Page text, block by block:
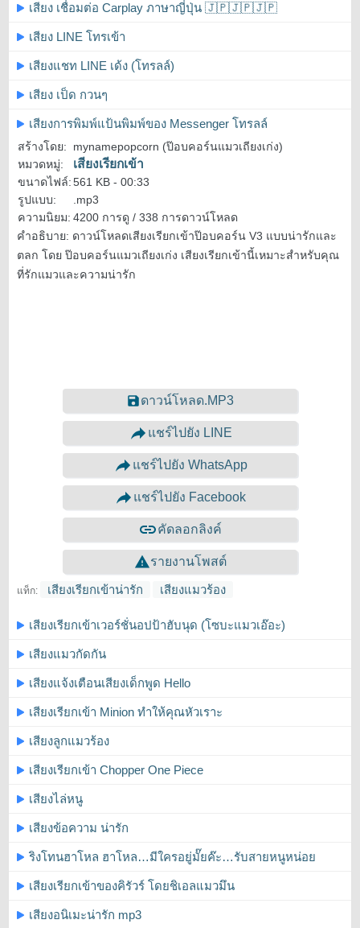
เสียง เชื่อมต่อ Carplay ภาษาญี่ปุ่น 🇯🇵🇯🇵🇯🇵
เสียง LINE โทรเข้า
เสียงแชท LINE เด้ง (โทรลล์)
เสียง เป็ด กวนๆ
เสียงการพิมพ์แป้นพิมพ์ของ Messenger โทรลล์
สร้างโดย:
mynamepopcorn (ป๊อบคอร์นแมวเถียงเก่ง)
หมวดหมู่:
เสียงเรียกเข้า
ขนาดไฟล์:561 KB - 00:33
รูปแบบ:
.mp3
ความนิยม: 4200 การดู / 338 การดาวน์โหลด
คำอธิบาย: ดาวน์โหลดเสียงเรียกเข้าป๊อบคอร์น V3 แบบน่ารักและ
ตลก โดย ป๊อบคอร์นแมวเถียงเก่ง เสียงเรียกเข้านี้เหมาะสำหรับคุณ
ที่รักแมวและความน่ารัก
ดาวน์โหลด.MP3
แชร์ไปยัง LINE
แชร์ไปยัง WhatsApp
แชร์ไปยัง Facebook
คัดลอกลิงค์
รายงานโพสต์
แท็ก: เสียงเรียกเข้าน่ารัก เสียงแมวร้อง
เสียงเรียกเข้าเวอร์ชั่นอปป้าฮับนุด (โซบะแมวเอ๊อะ)
เสียงแมวกัดกัน
เสียงแจ้งเตือนเสียงเด็กพูด Hello
เสียงเรียกเข้า Minion ทำให้คุณหัวเราะ
เสียงลูกแมวร้อง
เสียงเรียกเข้า Chopper One Piece
เสียงไล่หนู
เสียงข้อความ น่ารัก
ริงโทนฮาโหล ฮาโหล…มีใครอยู่มั๊ยค๊ะ…รับสายหนูหน่อย
เสียงเรียกเข้าของคิรัวร์ โดยชิเอลแมวมึน
เสียงอนิเมะน่ารัก mp3